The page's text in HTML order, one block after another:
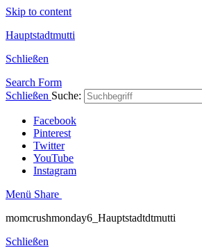
Skip to content
Hauptstadtmutti
Schließen
Search Form
Schließen Suche:
Facebook
Pinterest
Twitter
YouTube
Instagram
Menü Share
momcrushmonday6_Hauptstadtdtmutti
Schließen